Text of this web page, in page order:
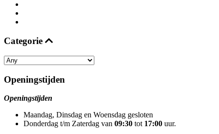
Categorie
Openingstijden
Openingstijden
Maandag, Dinsdag en Woensdag gesloten
Donderdag t/m Zaterdag van 09:30 tot 17:00 uur.